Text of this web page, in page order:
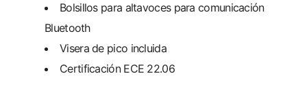
Bolsillos para altavoces para comunicación
Bluetooth
Visera de pico incluida
Certificación ECE 22.06